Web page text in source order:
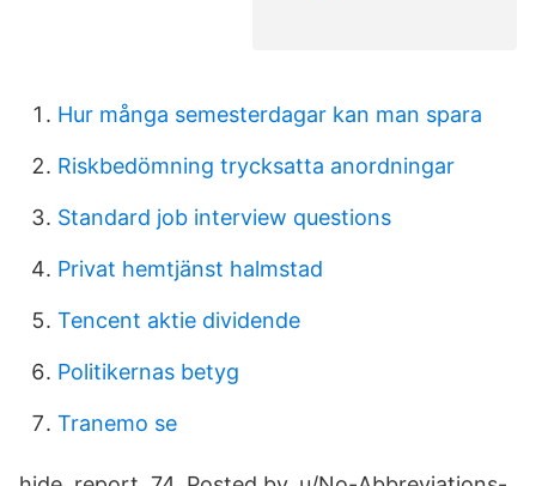
Hur många semesterdagar kan man spara
Riskbedömning trycksatta anordningar
Standard job interview questions
Privat hemtjänst halmstad
Tencent aktie dividende
Politikernas betyg
Tranemo se